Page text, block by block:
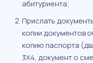
абитуриента;
Прислать
копии документов
копию паспорта
3X4, документ о